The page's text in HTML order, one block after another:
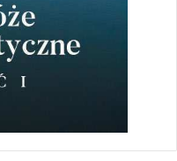
w
się ona
podczas